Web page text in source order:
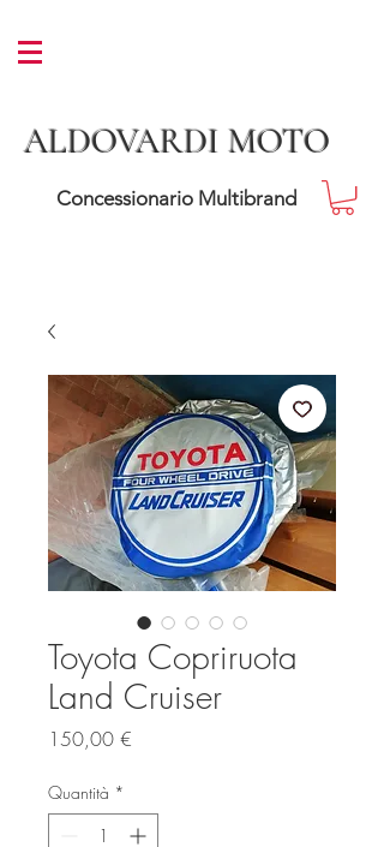
ALDOVARDI MOTO
Concessionario Multibrand
Toyota Copriruota
Land Cruiser
150,00 €
Quantità *